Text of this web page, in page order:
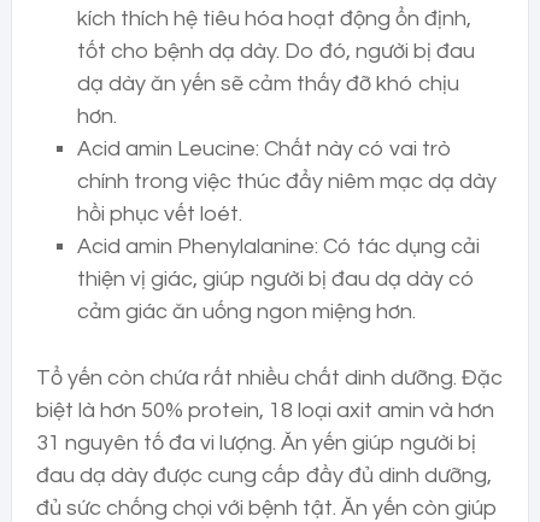
kích thích hệ tiêu hóa hoạt động ổn định,
tốt cho bệnh dạ dày. Do đó, người bị đau
dạ dày ăn yến sẽ cảm thấy đỡ khó chịu
hơn.
Acid amin Leucine: Chất này có vai trò
chính trong việc thúc đẩy niêm mạc dạ dày
hồi phục vết loét.
Acid amin Phenylalanine: Có tác dụng cải
thiện vị giác, giúp người bị đau dạ dày có
cảm giác ăn uống ngon miệng hơn.
Tổ yến còn chứa rất nhiều chất dinh dưỡng. Đặc
biệt là hơn 50% protein, 18 loại axit amin và hơn
31 nguyên tố đa vi lượng. Ăn yến giúp người bị
đau dạ dày được cung cấp đầy đủ dinh dưỡng,
đủ sức chống chọi với bệnh tật. Ăn yến còn giúp